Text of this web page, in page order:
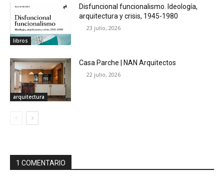
libros
Disfuncional funcionalismo. Ideología,
arquitectura y crisis, 1945-1980
23 julio, 2026
arquitectura
Casa Parche | NAN Arquitectos
22 julio, 2026
1 COMENTARIO